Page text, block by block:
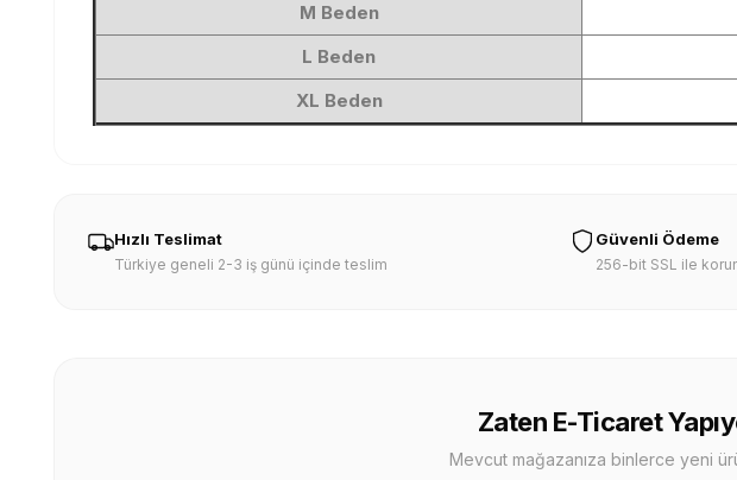
M Beden
L Beden
XL Beden
Hızlı Teslimat
Türkiye geneli 2-3 iş günü içinde teslim
Güvenli Ödeme
256-bit SSL ile
Zaten E-Ticaret
Mevcut mağazanıza binlerce yeni